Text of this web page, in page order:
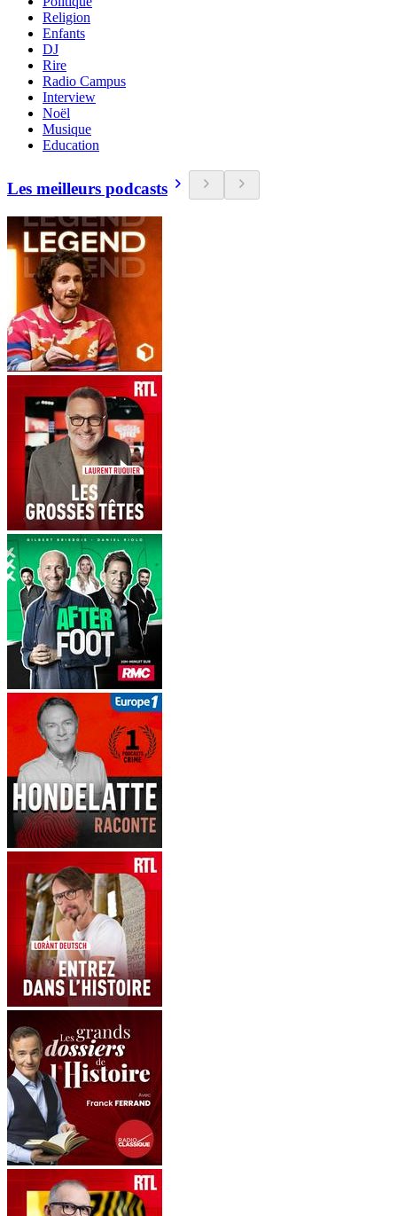
Religion
Enfants
DJ
Rire
Radio Campus
Interview
Noël
Musique
Education
Les meilleurs podcasts